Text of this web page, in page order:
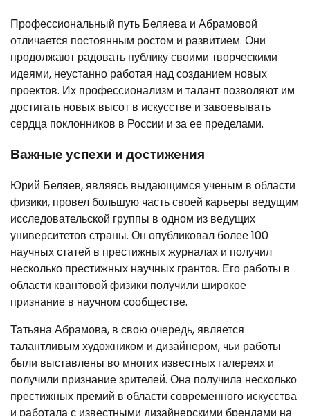
Профессиональный путь Беляева и Абрамовой
отличается постоянным ростом и развитием. Они
продолжают радовать публику своими творческими
идеями, неустанно работая над созданием новых
проектов. Их профессионализм и талант позволяют им
достигать новых высот в искусстве и завоевывать
сердца поклонников в России и за ее пределами.
Важные успехи и достижения
Юрий Беляев, являясь выдающимся ученым в области
физики, провел большую часть своей карьеры ведущим
исследовательской группы в одном из ведущих
университетов страны. Он опубликовал более 100
научных статей в престижных журналах и получил
несколько престижных научных грантов. Его работы в
области квантовой физики получили широкое
признание в научном сообществе.
Татьяна Абрамова, в свою очередь, является
талантливым художником и дизайнером, чьи работы
были выставлены во многих известных галереях и
получили признание зрителей. Она получила несколько
престижных премий в области современного искусства